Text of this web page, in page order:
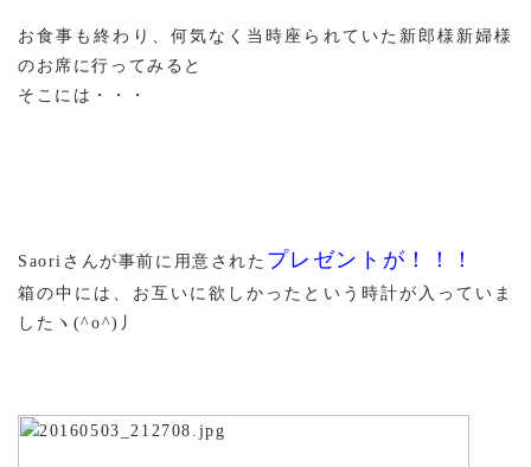
お食事も終わり、何気なく当時座られていた新郎様新婦様
のお席に行ってみると
そこには・・・
Saoriさんが事前に用意された プレゼントが！！！
箱の中には、お互いに欲しかったという時計が入っていま
したヽ(^o^)丿